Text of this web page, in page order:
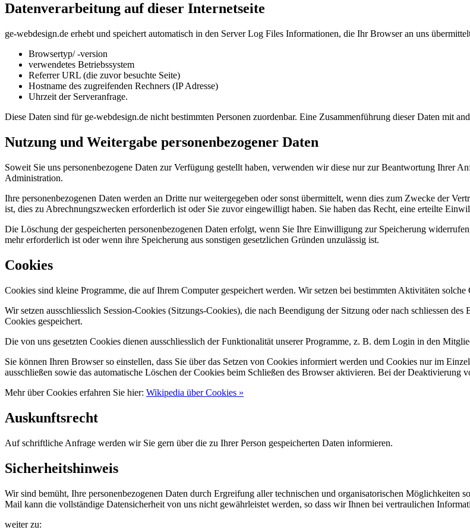
Datenverarbeitung auf dieser Internetseite
ge-webdesign.de erhebt und speichert automatisch in den Server Log Files Informationen, die Ihr Browser an uns
Browsertyp/ -version
verwendetes Betriebssystem
Referrer URL (die zuvor besuchte Seite)
Hostname des zugreifenden Rechners (IP Adresse)
Uhrzeit der Serveranfrage.
Diese Daten sind für ge-webdesign.de nicht bestimmten Personen zuordenbar. Eine Zusammenführung dieser Daten mit
Nutzung und Weitergabe personenbezogener Daten
Soweit Sie uns personenbezogene Daten zur Verfügung gestellt haben, verwenden wir diese nur zur Beantwortung Ihrer
Administration.
Ihre personenbezogenen Daten werden an Dritte nur weitergegeben oder sonst übermittelt, wenn dies zum Zwecke der
ist, dies zu Abrechnungszwecken erforderlich ist oder Sie zuvor eingewilligt haben. Sie haben das Recht, eine erteilte
Die Löschung der gespeicherten personenbezogenen Daten erfolgt, wenn Sie Ihre Einwilligung zur Speicherung
mehr erforderlich ist oder wenn ihre Speicherung aus sonstigen gesetzlichen Gründen unzulässig ist.
Cookies
Cookies sind kleine Programme, die auf Ihrem Computer gespeichert werden. Wir setzen bei bestimmten Aktivitäten solche
Wir setzen ausschliesslich Session-Cookies (Sitzungs-Cookies), die nach Beendigung der Sitzung oder nach schliessen
Cookies gespeichert.
Die von uns gesetzten Cookies dienen ausschliesslich der Funktionalität unserer Programme, z. B. dem Login in den
Sie können Ihren Browser so einstellen, dass Sie über das Setzen von Cookies informiert werden und Cookies nur im
ausschließen sowie das automatische Löschen der Cookies beim Schließen des Browser aktivieren. Bei der Deaktivierung
Mehr über Cookies erfahren Sie hier: Wikipedia über Cookies »
Auskunftsrecht
Auf schriftliche Anfrage werden wir Sie gern über die zu Ihrer Person gespeicherten Daten informieren.
Sicherheitshinweis
Wir sind bemüht, Ihre personenbezogenen Daten durch Ergreifung aller technischen und organisatorischen
Mail kann die vollständige Datensicherheit von uns nicht gewährleistet werden, so dass wir Ihnen bei vertraulichen
weiter zu: